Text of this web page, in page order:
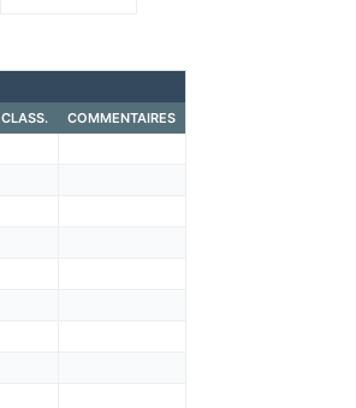
CLASS. COMMENTAIRES